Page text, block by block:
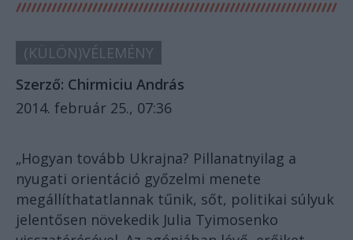
(KÜLÖN)VÉLEMÉNY
Szerző: Chirmiciu András
2014. február 25., 07:36
„Hogyan tovább Ukrajna? Pillanatnyilag a
nyugati orientáció győzelmi menete
megállíthatatlannak tűnik, sőt, politikai súlyuk
jelentősen növekedik Julia Tyimosenko